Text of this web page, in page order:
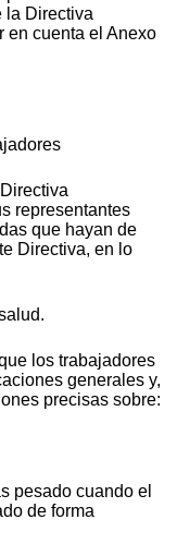
la Directiva
en cuenta el Anexo
representantes
que hayan de
Directiva, en lo
los trabajadores
generales y,
precisas sobre:
pesado cuando el
de forma